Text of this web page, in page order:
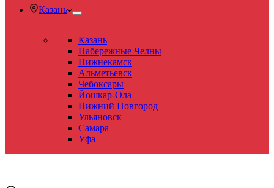
Казань
Казань
Набережные Челны
Нижнекамск
Альметьевск
Чебоксары
Йошкар-Ола
Нижний Новгород
Ульяновск
Самара
Уфа